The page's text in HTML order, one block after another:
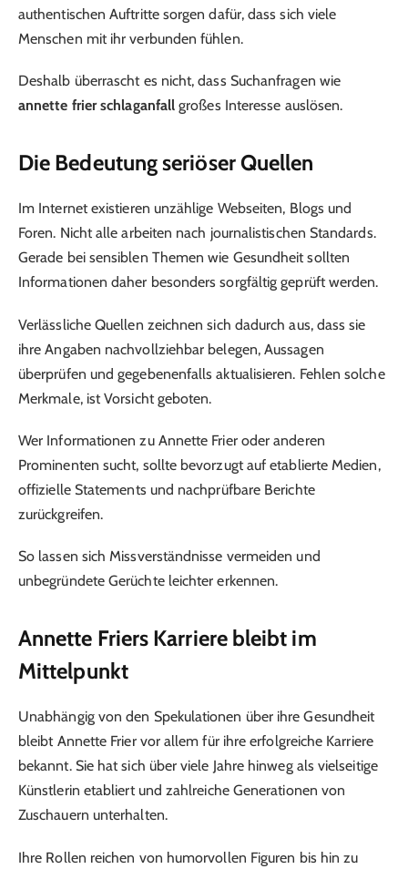
authentischen Auftritte sorgen dafür, dass sich viele
Menschen mit ihr verbunden fühlen.
Deshalb überrascht es nicht, dass Suchanfragen wie
annette frier schlaganfall großes Interesse auslösen.
Die Bedeutung seriöser Quellen
Im Internet existieren unzählige Webseiten, Blogs und
Foren. Nicht alle arbeiten nach journalistischen Standards.
Gerade bei sensiblen Themen wie Gesundheit sollten
Informationen daher besonders sorgfältig geprüft werden.
Verlässliche Quellen zeichnen sich dadurch aus, dass sie
ihre Angaben nachvollziehbar belegen, Aussagen
überprüfen und gegebenenfalls aktualisieren. Fehlen solche
Merkmale, ist Vorsicht geboten.
Wer Informationen zu Annette Frier oder anderen
Prominenten sucht, sollte bevorzugt auf etablierte Medien,
offizielle Statements und nachprüfbare Berichte
zurückgreifen.
So lassen sich Missverständnisse vermeiden und
unbegründete Gerüchte leichter erkennen.
Annette Friers Karriere bleibt im
Mittelpunkt
Unabhängig von den Spekulationen über ihre Gesundheit
bleibt Annette Frier vor allem für ihre erfolgreiche Karriere
bekannt. Sie hat sich über viele Jahre hinweg als vielseitige
Künstlerin etabliert und zahlreiche Generationen von
Zuschauern unterhalten.
Ihre Rollen reichen von humorvollen Figuren bis hin zu